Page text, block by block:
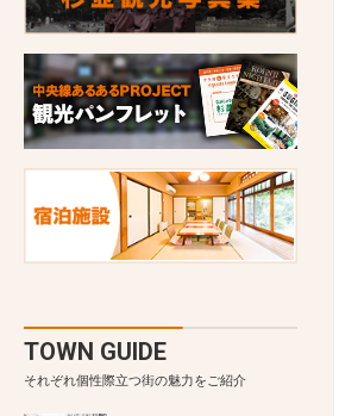
TOWN GUIDE
それぞれ個性際立つ街の魅力をご紹介